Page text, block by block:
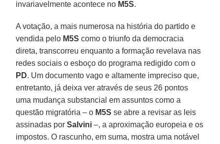
invariavelmente acontece no M5S.
A votação, a mais numerosa na história do partido e
vendida pelo M5S como o triunfo da democracia
direta, transcorreu enquanto a formação revelava nas
redes sociais o esboço do programa redigido com o
PD. Um documento vago e altamente impreciso que,
entretanto, já deixa ver através de seus 26 pontos
uma mudança substancial em assuntos como a
questão migratória – o M5S se abre a revisar as leis
assinadas porSalvini –, a aproximação europeia e os
impostos. O rascunho, em suma, mostra uma notável